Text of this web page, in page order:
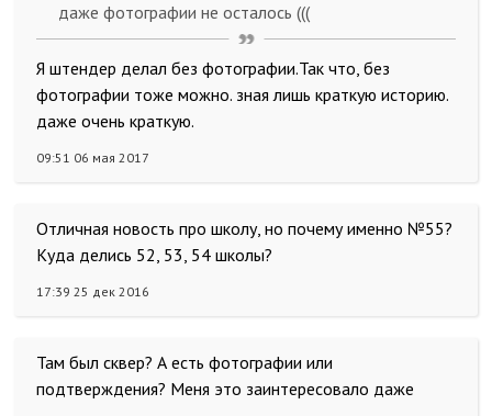
даже фотографии не осталось (((
Я штендер делал без фотографии.Так что, без
фотографии тоже можно. зная лишь краткую историю.
даже очень краткую.
09:51 06 мая 2017
Отличная новость про школу, но почему именно №55?
Куда делись 52, 53, 54 школы?
17:39 25 дек 2016
Там был сквер? А есть фотографии или
подтверждения? Меня это заинтересовало даже